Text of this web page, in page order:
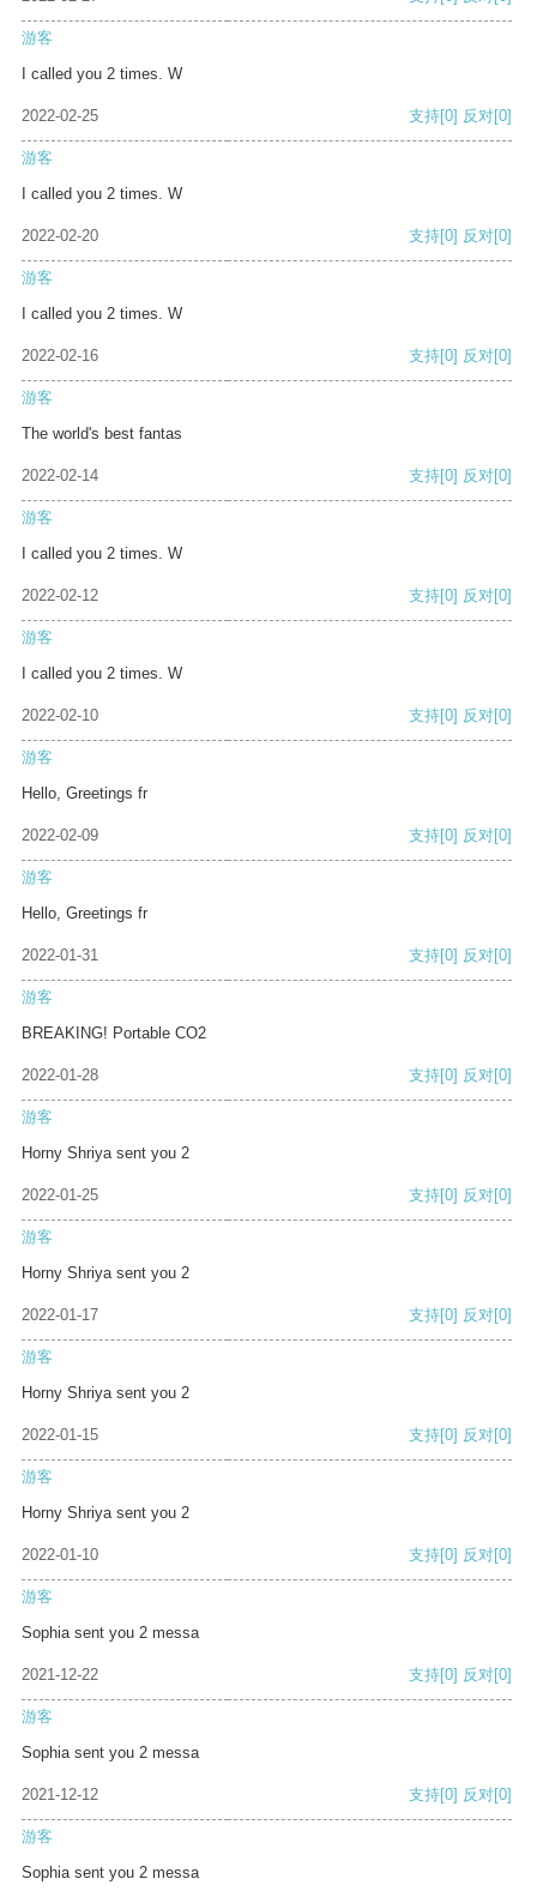
游客
I called you 2 times. W
2022-02-25 支持[0] 反对[0]
游客
I called you 2 times. W
2022-02-20 支持[0] 反对[0]
游客
I called you 2 times. W
2022-02-16 支持[0] 反对[0]
游客
The world's best fantas
2022-02-14 支持[0] 反对[0]
游客
I called you 2 times. W
2022-02-12 支持[0] 反对[0]
游客
I called you 2 times. W
2022-02-10 支持[0] 反对[0]
游客
Hello, Greetings fr
2022-02-09 支持[0] 反对[0]
游客
Hello, Greetings fr
2022-01-31 支持[0] 反对[0]
游客
BREAKING! Portable CO2
2022-01-28 支持[0] 反对[0]
游客
Horny Shriya sent you 2
2022-01-25 支持[0] 反对[0]
游客
Horny Shriya sent you 2
2022-01-17 支持[0] 反对[0]
游客
Horny Shriya sent you 2
2022-01-15 支持[0] 反对[0]
游客
Horny Shriya sent you 2
2022-01-10 支持[0] 反对[0]
游客
Sophia sent you 2 messa
2021-12-22 支持[0] 反对[0]
游客
Sophia sent you 2 messa
2021-12-12 支持[0] 反对[0]
游客
Sophia sent you 2 messa